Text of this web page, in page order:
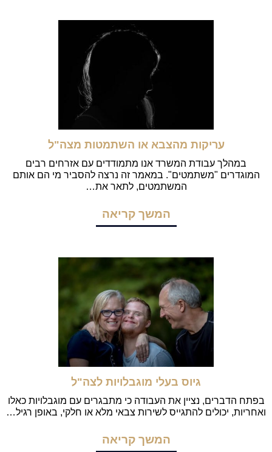
עריקות מהצבא או השתמטות מצה"ל
במהלך עבודת המשרד אנו מתמודדים עם אזרחים רבים
המוגדרים "משתמטים". במאמר זה נרצה להסביר מי הם אותם
המשתמטים, לתאר את…
המשך קריאה
גיוס בעלי מוגבלויות לצה"ל
בפתח הדברים, נציין את העבודה כי מתבגרים עם מוגבלויות כאלו
ואחריות, יכולים להתגייס לשירות צבאי מלא או חלקי, באופן רגיל…
המשך קריאה